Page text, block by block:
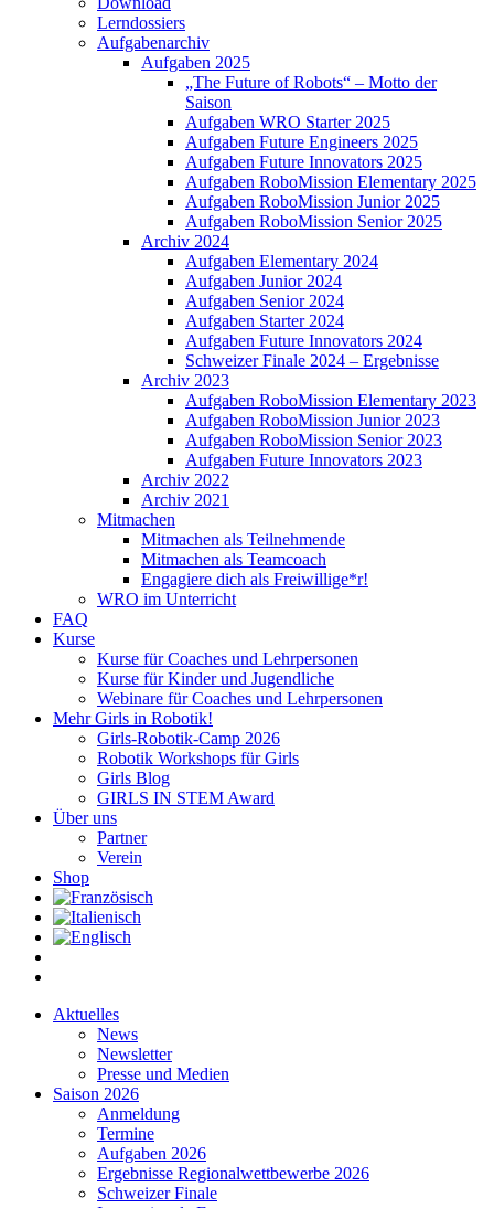
Lerndossiers
Aufgabenarchiv
Aufgaben 2025
„The Future of Robots“ – Motto der
Saison
Aufgaben WRO Starter 2025
Aufgaben Future Engineers 2025
Aufgaben Future Innovators 2025
Aufgaben RoboMission Elementary 2025
Aufgaben RoboMission Junior 2025
Aufgaben RoboMission Senior 2025
Archiv 2024
Aufgaben Elementary 2024
Aufgaben Junior 2024
Aufgaben Senior 2024
Aufgaben Starter 2024
Aufgaben Future Innovators 2024
Schweizer Finale 2024 – Ergebnisse
Archiv 2023
Aufgaben RoboMission Elementary 2023
Aufgaben RoboMission Junior 2023
Aufgaben RoboMission Senior 2023
Aufgaben Future Innovators 2023
Archiv 2022
Archiv 2021
Mitmachen
Mitmachen als Teilnehmende
Mitmachen als Teamcoach
Engagiere dich als Freiwillige*r!
WRO im Unterricht
FAQ
Kurse
Kurse für Coaches und Lehrpersonen
Kurse für Kinder und Jugendliche
Webinare für Coaches und Lehrpersonen
Mehr Girls in Robotik!
Girls-Robotik-Camp 2026
Robotik Workshops für Girls
Girls Blog
GIRLS IN STEM Award
Über uns
Partner
Verein
Shop
Aktuelles
News
Newsletter
Presse und Medien
Saison 2026
Anmeldung
Termine
Aufgaben 2026
Ergebnisse Regionalwettbewerbe 2026
Schweizer Finale